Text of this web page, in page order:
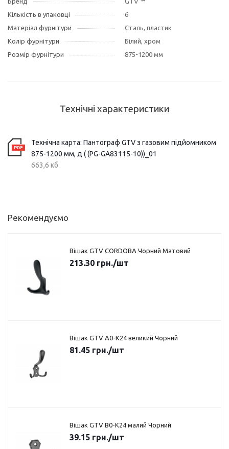
Кількість в упаковці
6
Матеріал фурнітури
Сталь, пластик
Колір фурнітури
Білий, хром
Розмір фурнітури
875-1200 мм
Технічні характеристики
Технічна карта: Пантограф GTV з газовим підйомником
875-1200 мм, д ( (PG-GA83115-10))_01
663,6 кб
Рекомендуємо
Вішак GTV CORDOBA Чорний Матовий
213.30 грн./шт
Вішак GTV A0-K24 великий Чорний
81.45 грн./шт
Вішак GTV B0-K24 малий Чорний
39.15 грн./шт